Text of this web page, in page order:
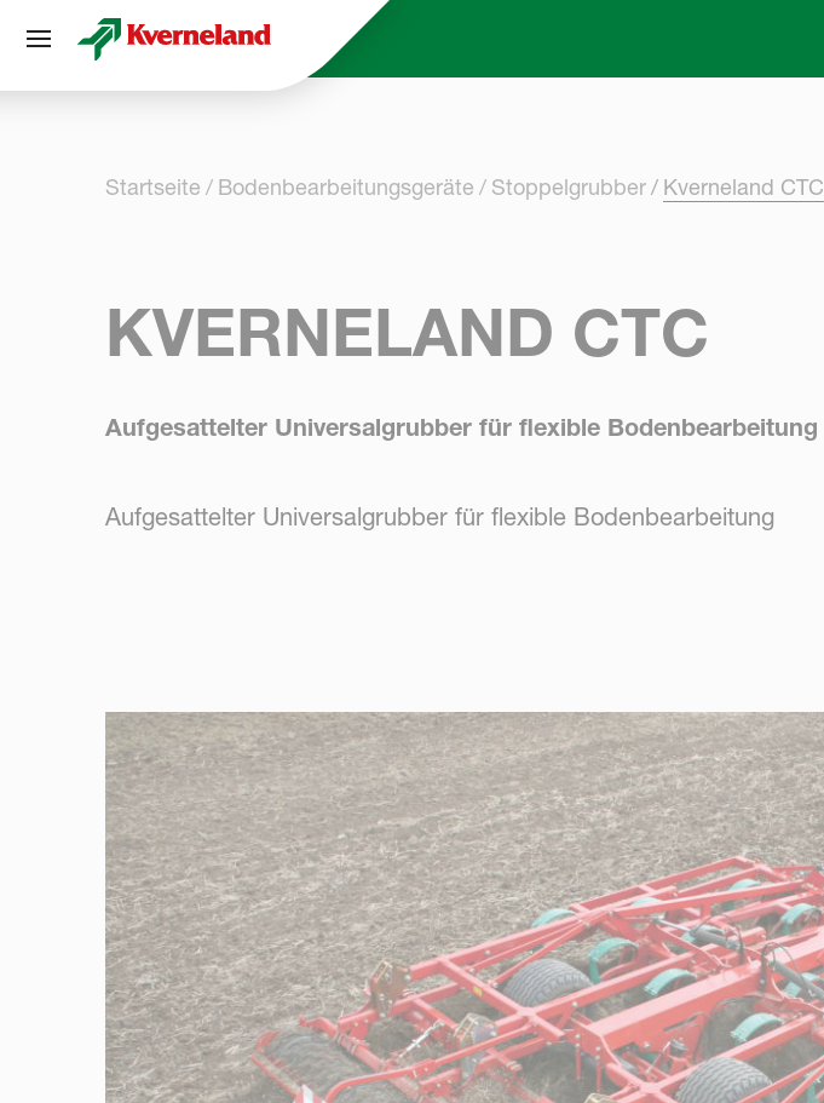
Startseite Bodenbearbeitungsgeräte Stoppelgrubber Kverneland CTC
KVERNELAND CTC
Aufgesattelter Universalgrubber für flexible Bodenbearbeitung
Aufgesattelter Universalgrubber für flexible Bodenbearbeitung
Cookie-Einstellungen